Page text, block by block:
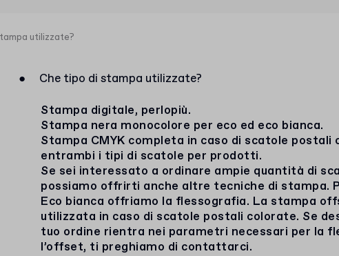
utilizzate?
●
Che tipo di stampa utilizzate?
Stampa digitale, perlopiù.
Stampa nera monocolore per eco ed eco bianca.
Stampa CMYK completa in caso di scatole postali
entrambi i tipi di scatole per prodotti.
Se sei interessato a ordinare ampie quantità di
possiamo offrirti anche altre tecniche di stampa.
Eco bianca offriamo la flessografia. La stampa
utilizzata in caso di scatole postali colorate. Se
tuo ordine rientra nei parametri necessari per la
l’offset, ti preghiamo di contattarci.